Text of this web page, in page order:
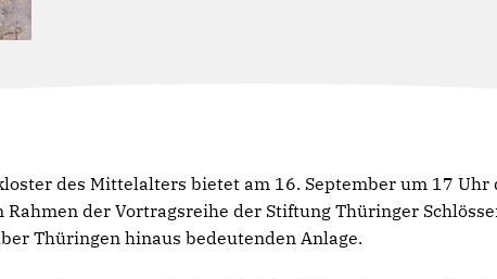
des Mittelalters bietet am 16. September um 17
der Vortragsreihe der Stiftung Thüringer
Thüringen hinaus bedeutenden Anlage.